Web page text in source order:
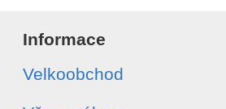
Informace
Velkoobchod